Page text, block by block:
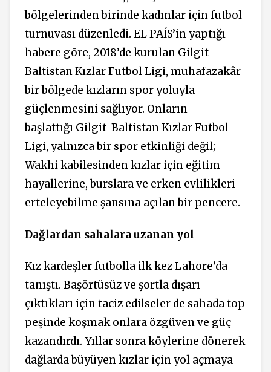
bölgelerinden birinde kadınlar için futbol
turnuvası düzenledi. EL PAÍS’in yaptığı
habere göre, 2018’de kurulan Gilgit-
Baltistan Kızlar Futbol Ligi, muhafazakâr
bir bölgede kızların spor yoluyla
güçlenmesini sağlıyor. Onların
başlattığı Gilgit-Baltistan Kızlar Futbol
Ligi, yalnızca bir spor etkinliği değil;
Wakhi kabilesinden kızlar için eğitim
hayallerine, burslara ve erken evlilikleri
erteleyebilme şansına açılan bir pencere.
Dağlardan sahalara uzanan yol
Kız kardeşler futbolla ilk kez Lahore’da
tanıştı. Başörtüsüz ve şortla dışarı
çıktıkları için taciz edilseler de sahada top
peşinde koşmak onlara özgüven ve güç
kazandırdı. Yıllar sonra köylerine dönerek
dağlarda büyüyen kızlar için yol açmaya